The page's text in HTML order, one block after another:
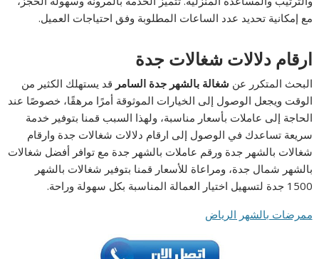
مع إمكانية تحديد عدد الساعات المطلوبة وفق احتياجات العميل.
ارقام دلالات شغالات جدة
البحث المتكرر عن شغالة بالشهر جدة السامر قد يستهلك الكثير من
الوقت ويجعل الوصول إلى الخيارات الموثوقة أمرًا مرهقًا، خصوصًا عند
الحاجة إلى عاملات بأسعار مناسبة، ولهذا السبب قمنا بتوفير خدمة
سريعة تساعدك في الوصول إلى ارقام دلالات شغالات جدة وارقام
شغالات بالشهر جدة ورقم عاملات بالشهر جدة مع توافر أفضل شغالات
بالشهر شمال جدة، ومراعاة للأسعار قمنا بتوفير شغالات بالشهر
1500 جدة لتسهيل اختيار العمالة المناسبة بكل سهولة وراحة.
ممرضات بالشهر الرياض